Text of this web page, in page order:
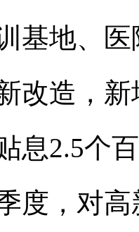
基地、
改造，
息2.5个
度，对